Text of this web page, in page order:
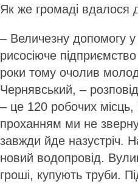
Як же громаді вдалося
– Величезну допомогу
рисосіюче
роки тому очолив
Чернявський, –
– це 120 робочих
проханням ми не
завжди йде назустріч.
новий водопровід.
гроші, купують труби.